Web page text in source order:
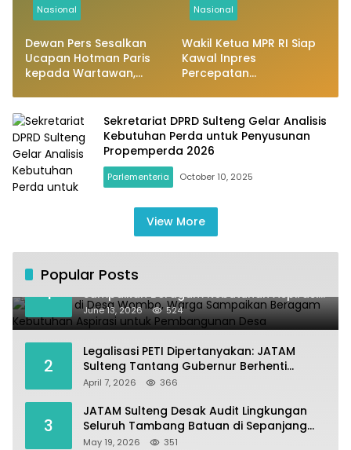
Nasional
Dewan Pers Sesalkan
Ucapan Hotman Paris
kepada Wartawan,
Nasional
Wakil Ketua MPR RI Siap
Kawal Inpres
Percepatan
Pangan
Sekretariat DPRD Sulteng Gelar Analisis
Kebutuhan Perda untuk Penyusunan
Propemperda 2026
Parlementeria October 10, 2025
View More
Popular Posts
1
Kundapil di Desa Wombo, Warga
Sampaikan Beragam Kebutuhan Aspirasi
untuk Pembangunan Desa
June 13, 2026 524
2
Legalisasi PETI Dipertanyakan: JATAM
Sulteng Tantang Gubernur Berhenti
Andalkan Tambang dan Selamatkan
April 7, 2026 366
3
JATAM Sulteng Desak Audit Lingkungan
Seluruh Tambang Batuan di Sepanjang
Pesisir Palu–Donggala
May 19, 2026 351